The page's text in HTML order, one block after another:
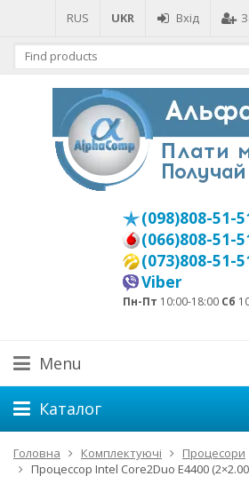
RUS UKR Вхід
(098)808-51-
(066)808-51-
(073)808-51-
Viber
Пн-Пт 10:00-18:00 Сб
Menu
Каталог
Головна Комплектуючі
Процесори
Процессор Intel Core2Duo E4400